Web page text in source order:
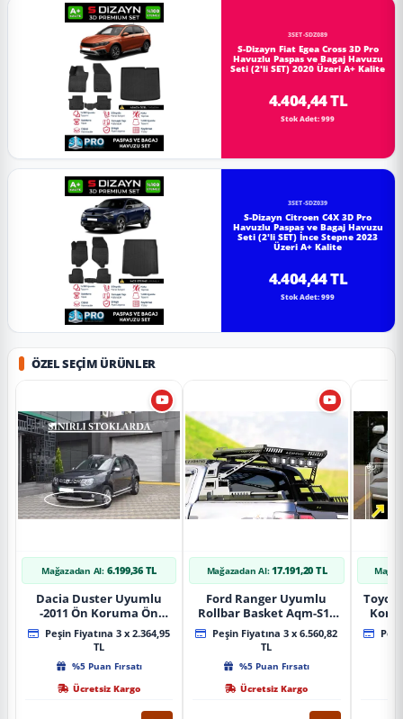
3SET-SDZ089
S-Dizayn Fiat Egea Cross 3D Pro
Havuzlu Paspas ve Bagaj Havuzu
Seti (2'li SET) 2020 Üzeri A+ Kalite
4.404,44 TL
Stok Adet: 999
3SET-SDZ039
S-Dizayn Citroen C4X 3D Pro
Havuzlu Paspas ve Bagaj Havuzu
Seti (2'li SET) İnce Stepne 2023
Üzeri A+ Kalite
4.404,44 TL
Stok Adet: 999
ÖZEL SEÇIM ÜRÜNLER
Mağazadan Al: 6.199,36 TL
Dacia Duster Uyumlu
-2011 Ön Koruma Ön
Tekli Koruma
Peşin Fiyatına 3 x 2.364,95
TL
%5 Puan Fırsatı
Ücretsiz Kargo
Mağazadan Al: 17.191,20 TL
Ford Ranger Uyumlu
Rollbar Basket Aqm-S10
2015+ Uyumlu
Peşin Fiyatına 3 x 6.560,82
TL
%5 Puan Fırsatı
Ücretsiz Kargo